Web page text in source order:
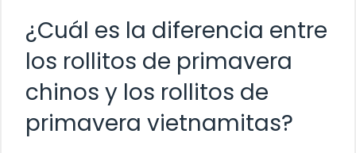
¿Cuál es la diferencia entre
los rollitos de primavera
chinos y los rollitos de
primavera vietnamitas?